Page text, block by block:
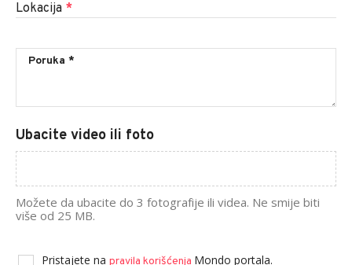
Lokacija *
Ubacite video ili foto
Možete da ubacite do 3 fotografije ili videa. Ne smije biti
više od 25 MB.
Pristajete na pravila korišćenja Mondo portala.